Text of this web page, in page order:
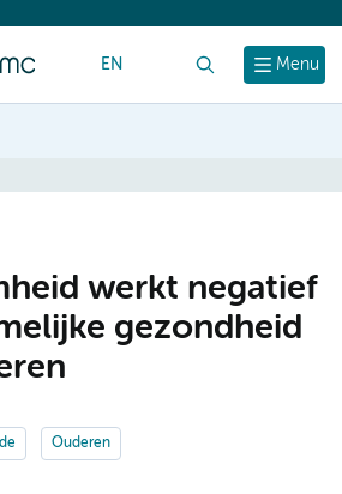
Menu
EN
werkt negatief
gezondheid
Ouderen